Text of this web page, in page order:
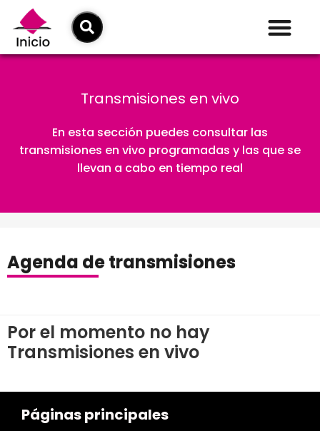
Transmisiones en vivo
En esta sección puedes consultar las
transmisiones en vivo programadas y las que se
llevan a cabo en tiempo real
Agenda de transmisiones
Por el momento no hay
Transmisiones en vivo
Páginas principales